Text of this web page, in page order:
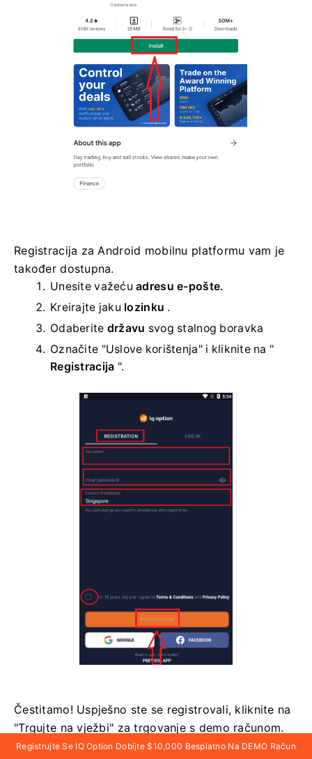
Registracija za Android mobilnu platformu vam je
također dostupna.
Unesite važećuadresu e-pošte.
Kreirajte jaku lozinku .
Odaberite državu svog stalnog boravka
Označite "Uslove korištenja" i kliknite na "
Registracija ".
Čestitamo! Uspješno ste se registrovali, kliknite na
"Trgujte na vježbi" za trgovanje s demo računom.
Registrujte Se IQ Option Dobijte $10,000 Besplatno Na DEMO Račun